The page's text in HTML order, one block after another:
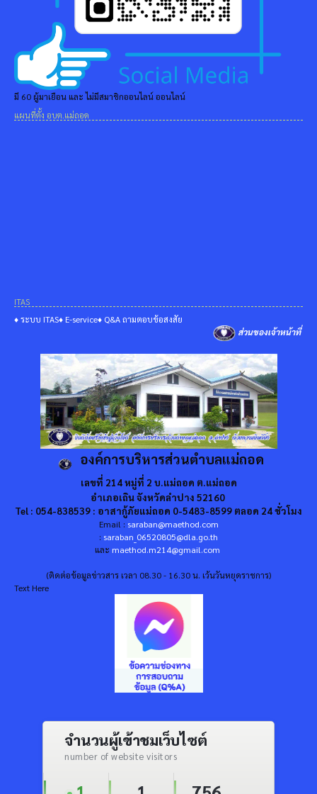
มี 60 ผู้มาเยือน และ ไม่มีสมาชิกออนไลน์ ออนไลน์
แผนที่ตั้ง อบต.แม่ถอด
ITAS
♦ ระบบ ITAS♦ E-service♦ Q&A ถามตอบข้อสงสัย
ส่วนของเจ้าหน้าที่
องค์การบริหารส่วนตำบลแม่ถอด
เลขที่ 214 หมู่ที่ 2 บ.แม่ถอด ต.แม่ถอด
อำเภอเถิน จังหวัดลำปาง 52160
Tel : 054-838539 : อาสากู้ภัยแม่ถอด 0-5483-8599 ตลอด 24 ชั่วโมง
Email : saraban@maethod.com
: saraban_06520805@dla.go.th
และ maethod.m214@gmail.com
(ติดต่อข้อมูลข่าวสาร เวลา 08.30 - 16.30 น. เว้นวันหยุดราชการ)
Text Here
จำนวนผู้เข้าชมเว็บไซต์
number of website visitors